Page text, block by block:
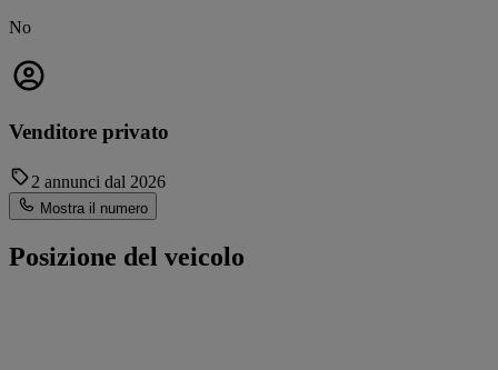
No
Venditore privato
2 annunci dal 2026
Mostra il numero
Posizione del veicolo